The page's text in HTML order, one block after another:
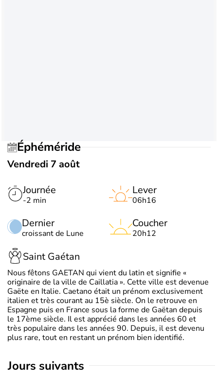
Éphéméride
Vendredi 7 août
Journée
-2 min
Dernier
croissant de Lune
Lever
06h16
Coucher
20h12
Saint Gaétan
Nous fêtons GAETAN qui vient du latin et signifie «
originaire de la ville de Caillatia ». Cette ville est devenue
Gaëte en Italie. Caetano était un prénom exclusivement
italien et très courant au 15è siècle. On le retrouve en
Espagne puis en France sous la forme de Gaëtan depuis
le 17ème siècle. Il est apprécié dans les années 60 et
très populaire dans les années 90. Depuis, il est devenu
plus rare, tout en restant un prénom bien identifié.
jours suivants